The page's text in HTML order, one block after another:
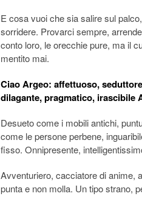
E cosa vuoi che sia salire sul
sorridere. Provarci sempre,
conto loro, le orecchie pure, ma il
mentito mai.
Ciao Argeo: affettuoso,
dilagante, pragmatico, irascibile
Desueto come i mobili antichi,
come le persone perbene,
fisso. Onnipresente,
Avventuriero, cacciatore di anime,
punta e non molla. Un tipo strano,